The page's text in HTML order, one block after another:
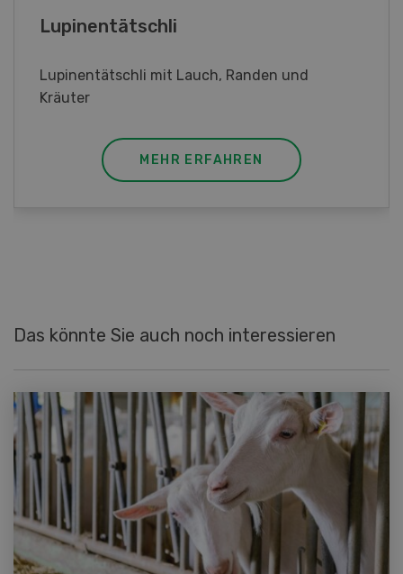
Frühlingsrollen
Frühlingsrollen mit Poulet
MEHR ERFAHREN
Das könnte Sie auch noch interessieren